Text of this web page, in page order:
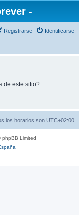
-
Identificarse
Registrarse
de este sitio?
los horarios son UTC+02:00
phpBB Limited